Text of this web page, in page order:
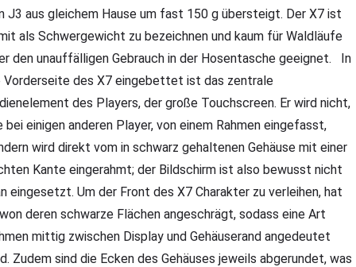
J3 aus gleichem Hause um fast 150 g übersteigt. Der X7 ist
als Schwergewicht zu bezeichnen und kaum für Waldläufe
den unauffälligen Gebrauch in der Hosentasche geeignet. In
Vorderseite des X7 eingebettet ist das zentrale
des Players, der große Touchscreen. Er wird nicht,
bei einigen anderen Player, von einem Rahmen eingefasst,
wird direkt vom in schwarz gehaltenen Gehäuse mit einer
Kante eingerahmt; der Bildschirm ist also bewusst nicht
eingesetzt. Um der Front des X7 Charakter zu verleihen, hat
deren schwarze Flächen angeschrägt, sodass eine Art
mittig zwischen Display und Gehäuserand angedeutet
Zudem sind die Ecken des Gehäuses jeweils abgerundet, was